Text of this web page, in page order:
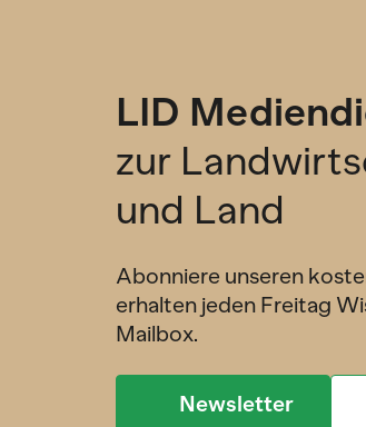
LID
zur
und Land
Abonniere unseren
erhalten jeden Freitag
Mailbox.
Newsletter